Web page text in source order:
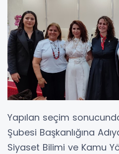
Yapılan seçim
Şubesi Başkanlığına
Siyaset Bilimi ve Kamu